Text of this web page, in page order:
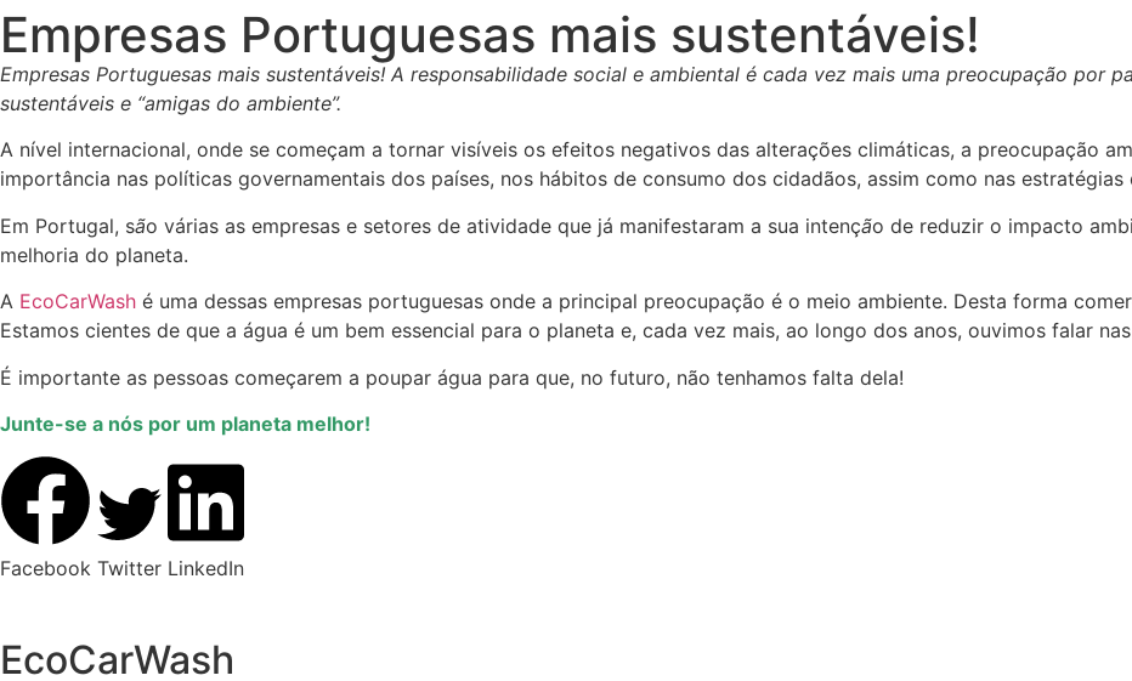
Empresas Portuguesas mais sustentáveis!
Empresas Portuguesas mais sustentáveis! A responsabilidade social e ambiental é cada vez mais uma preocupação por
sustentáveis e “amigas do ambiente”.
A nível internacional, onde se começam a tornar visíveis os efeitos negativos das alterações climáticas, a preocupação
importância nas políticas governamentais dos países, nos hábitos de consumo dos cidadãos, assim como nas
Em Portugal, são várias as empresas e setores de atividade que já manifestaram a sua intenção de reduzir o impacto
melhoria do planeta.
A EcoCarWash é uma dessas empresas portuguesas onde a principal preocupação é o meio ambiente. Desta forma
Estamos cientes de que a água é um bem essencial para o planeta e, cada vez mais, ao longo dos anos, ouvimos falar nas
É importante as pessoas começarem a poupar água para que, no futuro, não tenhamos falta dela!
Junte-se a nós por um planeta melhor!
Facebook Twitter LinkedIn
EcoCarWash